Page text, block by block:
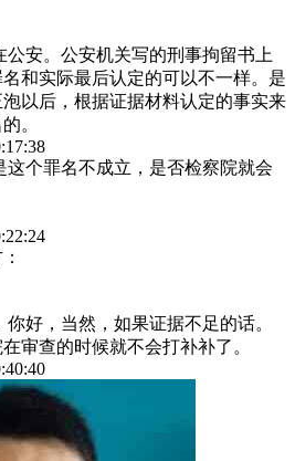
公安。公安机关写的刑事拘留书上
和实际最后认定的可以不一样。是
泡以后，根据证据材料认定的事实来
。
这个罪名不成立，是否检察院就会
你好，当然，如果证据不足的话。
审查的时候就不会打补补了。